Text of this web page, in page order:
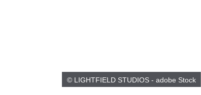
© LIGHTFIELD STUDIOS - adobe Stock